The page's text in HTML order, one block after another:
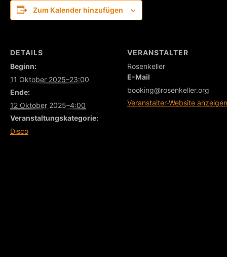
Zum Kalender hinzufügen
DETAILS
Beginn:
11 Oktober 2025–23:00
Ende:
12 Oktober 2025–4:00
Veranstaltungskategorie:
Disco
VERANSTALTER
Rosenkeller
E-Mail
booking@rosenkeller.org
Veranstalter-Website anzeigen